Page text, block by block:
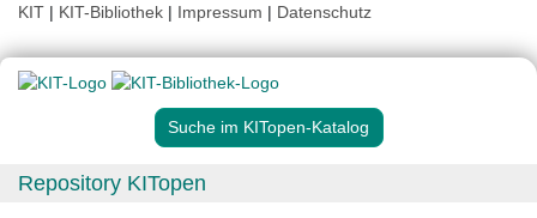
KIT | KIT-Bibliothek | Impressum | Datenschutz
Suche im KITopen-Katalog
Repository KITopen